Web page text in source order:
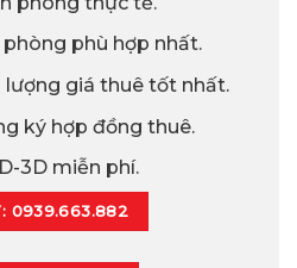
phù hợp nhất.
giá thuê tốt nhất.
ký hợp đồng thuê.
3D miễn phí.
0939.663.882